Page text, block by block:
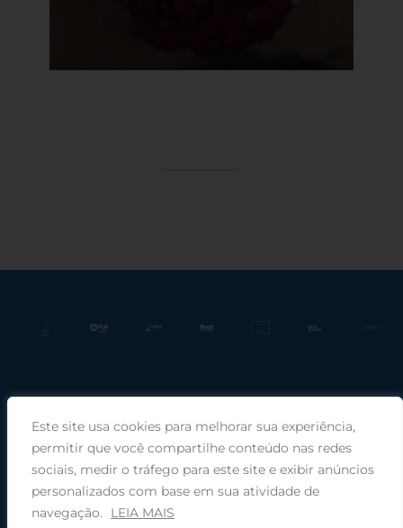
Este site usa cookies para melhorar sua experiência,
permitir que você compartilhe conteúdo nas redes
sociais, medir o tráfego para este site e exibir anúncios
personalizados com base em sua atividade de
navegação.
LEIA MAIS
Praça Rui Barbosa, 220, sala 66, Porto Alegre, RS, 90030-100 |
Telefone: (51) 99949-1120